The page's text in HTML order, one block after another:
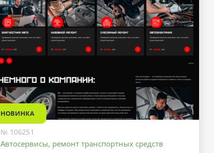
НОВИНКА
№ 106251
Автосервисы, ремонт транспортных средств